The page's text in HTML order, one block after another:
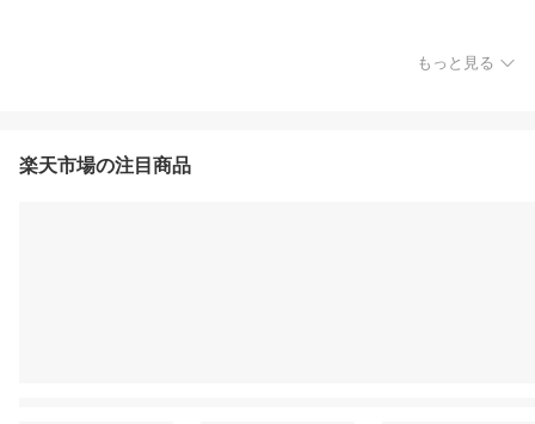
もっと見る
楽天市場の注目商品